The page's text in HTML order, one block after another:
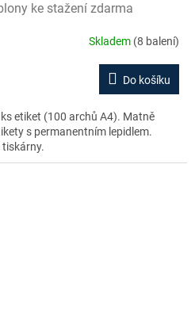
R
M
A
ke stažení zdarma
Skladem (8 balení)
Do košíku
etiket (100 archů A4). Matně
s permanentním lepidlem.
tiskárny.